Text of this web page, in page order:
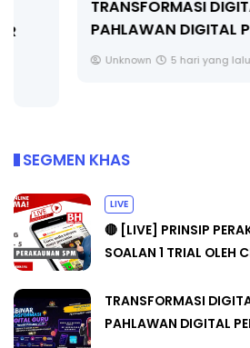
TRANSFORMASI DIGITAL
PAHLAWAN DIGITAL
5 hari yang lalu
SEGMEN KHAS
LIVE
🔴 [LIVE] PRINSIP
SOALAN 1 TRIAL OLEH
TRANSFORMASI
PAHLAWAN DIGITAL